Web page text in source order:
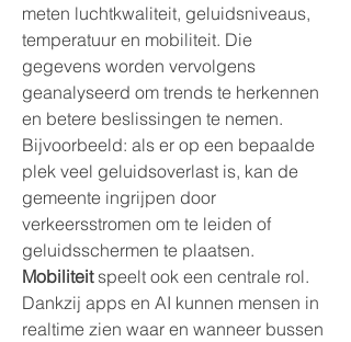
meten luchtkwaliteit, geluidsniveaus,
temperatuur en mobiliteit. Die
gegevens worden vervolgens
geanalyseerd om trends te herkennen
en betere beslissingen te nemen.
Bijvoorbeeld: als er op een bepaalde
plek veel geluidsoverlast is, kan de
gemeente ingrijpen door
verkeersstromen om te leiden of
geluidsschermen te plaatsen.
Mobiliteit speelt ook een centrale rol.
Dankzij apps en AI kunnen mensen in
realtime zien waar en wanneer bussen